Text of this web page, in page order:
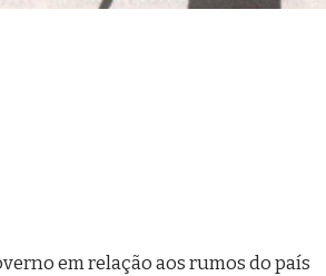
em relação aos rumos do país